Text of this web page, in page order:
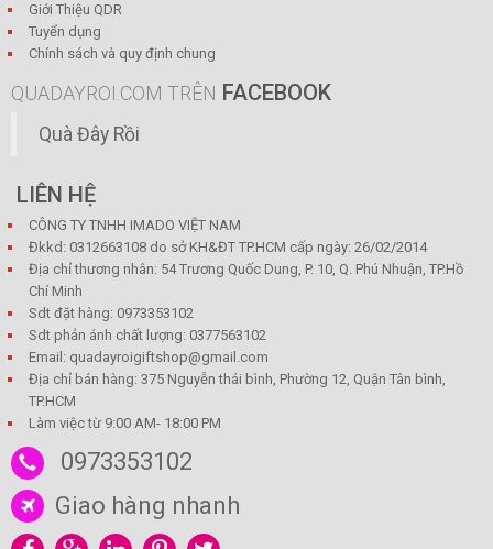
Giới Thiệu QDR
Tuyển dụng
Chính sách và quy định chung
QUADAYROI.COM TRÊN FACEBOOK
Quà Đây Rồi
LIÊN HỆ
CÔNG TY TNHH IMADO VIỆT NAM
Đkkd: 0312663108 do sở KH&ĐT TP.HCM cấp ngày: 26/02/2014
Địa chỉ thương nhân: 54 Trương Quốc Dung, P. 10, Q. Phú Nhuận, TP.Hồ
Chí Minh
Sdt đặt hàng: 0973353102
Sdt phản ánh chất lượng: 0377563102
Email: quadayroigiftshop@gmail.com
Địa chỉ bán hàng: 375 Nguyễn thái bình, Phường 12, Quận Tân bình,
TP.HCM
Làm việc từ 9:00 AM- 18:00 PM
0973353102
Giao hàng nhanh